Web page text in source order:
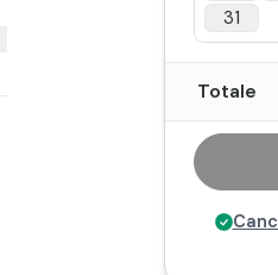
31
Totale